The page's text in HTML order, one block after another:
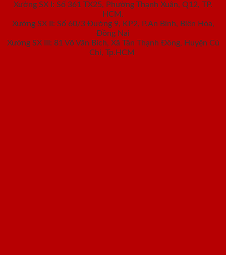
Xưởng SX I: Số 361 TX25, Phường Thạnh Xuân, Q12, TP.
HCM.
Xưởng SX II: Số 60/3 Đường 9, KP2, P.An Bình, Biên Hòa,
Đồng Nai
Xưởng SX III: 81 Võ Văn Bích, Xã Tân Thạnh Đông, Huyện Củ
Chi, Tp.HCM